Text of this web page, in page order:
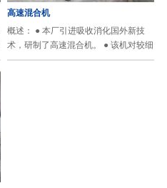
高速混合机
概述： ● 本厂引进吸收消化国外新技
术，研制了高速混合机。 ● 该机对较细
的粉粒，凝块后或二种以上的粉状体，